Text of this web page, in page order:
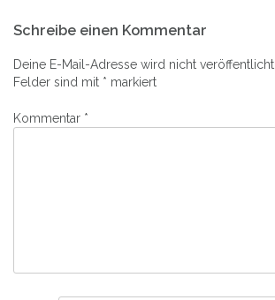
Navigation
Schreibe einen Kommentar
Deine E-Mail-Adresse wird nicht veröffentlicht.
Felder sind mit * markiert
Kommentar *